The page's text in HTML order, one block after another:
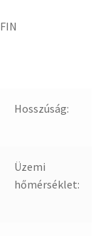
Hosszúság:
Üzemi
hőmérséklet: